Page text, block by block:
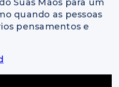
Suas Mãos para um
quando as pessoas
pensamentos e